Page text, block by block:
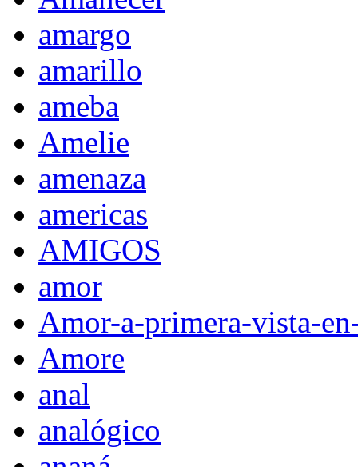
amargo
amarillo
ameba
Amelie
amenaza
americas
AMIGOS
amor
Amor-a-primera-vista-
Amore
anal
analógico